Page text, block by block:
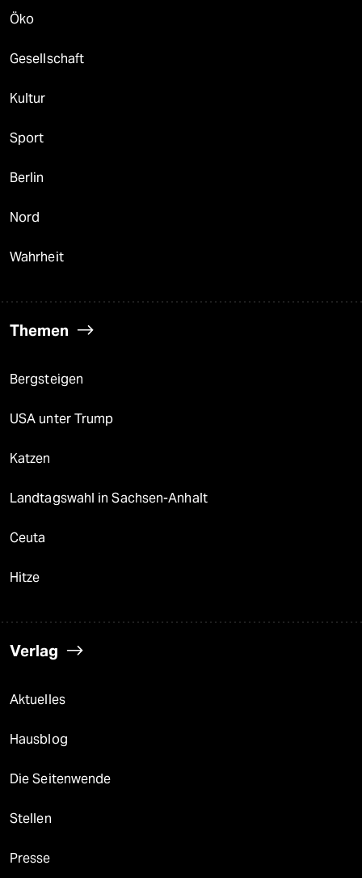
Öko
Gesellschaft
Kultur
Sport
Berlin
Nord
Wahrheit
Themen
Bergsteigen
USA unter Trump
Katzen
Landtagswahl in Sachsen-Anhalt
Ceuta
Hitze
Verlag
Aktuelles
Hausblog
Die Seitenwende
Stellen
Presse